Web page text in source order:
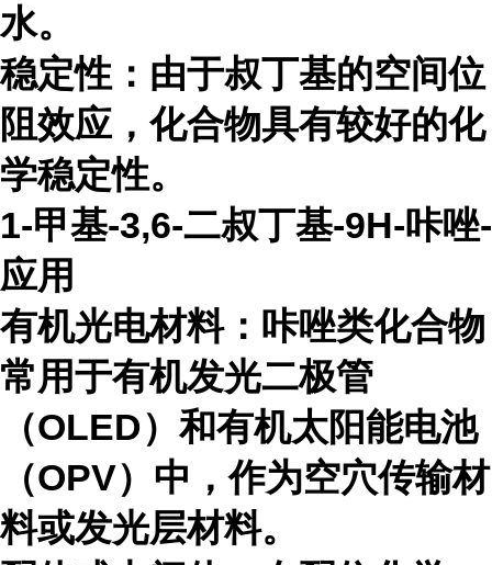
水。
稳定性：由于叔丁基的空间位
阻效应，化合物具有较好的化
学稳定性。
1-甲基-3,6-二叔丁基-9H-咔唑-
应用
有机光电材料：咔唑类化合物
常用于有机发光二极管
（OLED）和有机太阳能电池
（OPV）中，作为空穴传输材
料或发光层材料。